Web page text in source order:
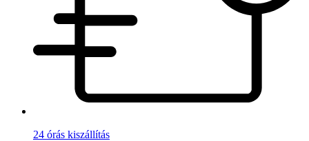
24 órás kiszállítás